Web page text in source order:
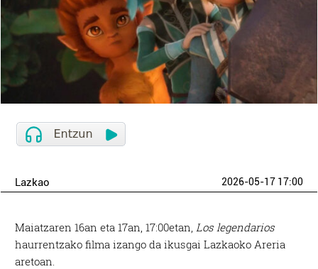
Lazkao 2026-05-17 17:00
Maiatzaren 16an eta 17an, 17:00etan, Los legendarios
haurrentzako filma izango da ikusgai Lazkaoko Areria
aretoan.